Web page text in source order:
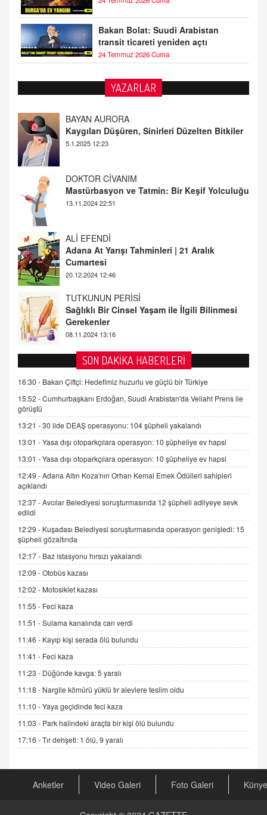
Bakan Bolat: Suudi Arabistan
transit ticareti yeniden açtı
24 Temmuz 2026 Cuma
YAZARLAR
DOKTOR CİVANIM
Mastürbasyon ve Tatmin: Bir Keşif Yolculuğu
13.11.2024 22:51
ALİ EFENDİ
Adana At Yarışı Tahminleri | 21 Aralık
Cumartesi
TUTKUNUN PERİSİ
Sağlıklı Bir Cinsel Yaşam ile İlgili Bilinmesi
Gerekenler
08.11.2024 13:16
FARUK ÖNALAN
Tezkere Onaylanmasaydı…
2 Kasım 2021 Salı 00:11
AV. DOĞAN CAN DOĞAN
Kişisel verilerin korunması ve dijital hukukun
gelişimi
15.09.2025 16:17
SEHER EREK
Kış Ayları Geldi, Hangi Önlemler Alınmalı?
9.12.2025 10:11
İNCİ GÜL AKÖL
06.07.2026 13:00
ADEM AKÖL
Esed Destekçilerinin Yüzüne Vurulan Şamar:
Sednaya
11.12.2024 12:30
DR. EKREM ASLAN
Gerçek Ne, Algı Ne? "Beraber Yürüyoruz"
Cümlesinin Peşinden
19.07.2025 12:45
GÖNÜL MENEKŞE
Şifacının Yolu
04.11.2025 12:56
AV. RÜMEYSA ÖZKALE
Kira Uyuşmazlıklarında Dava Açmadan Önce
Arabulucuya Başvuru Şartı
CAN UĞURATEŞ
Değişen yapısıyla Suriye
SON DAKİKA HABERLERİ
16:30 - Bakan Çiftçi: Hedefimiz huzurlu ve güçlü bir Türkiye
15:52 -Cumhurbaşkanı Erdoğan, Suudi Arabistan'da Veliaht Prens ile
görüştü
13:21 -30 ilde DEAŞ operasyonu: 104 şüpheli yakalandı
13:01 -Yasa dışı otoparkçılara operasyon: 10 şüpheliye ev hapsi
13:01 -Yasa dışı otoparkçılara operasyon: 10 şüpheliye ev hapsi
12:49 -Adana Altın Koza'nın Orhan Kemal Emek Ödülleri sahipleri
açıklandı
12:37 -Avcılar Belediyesi soruşturmasında 12 şüpheli adliyeye sevk
edildi
12:29 - Kuşadası Belediyesi soruşturmasında operasyon genişledi: 15
şüpheli gözaltında
12:17 - Baz istasyonu hırsızı yakalandı
12:09 -Otobüs kazası
12:02 - Motosiklet kazası
11:55 - Feci kaza
11:51 -Sulama kanalında can verdi
11:46 - Kayıp kişi serada ölü bulundu
11:41 - Feci kaza
11:23 - Düğünde kavga: 5 yaralı
11:18 - Nargile kömürü yüklü tır alevlere teslim oldu
11:10 -Yaya geçidinde feci kaza
11:03 - Park halindeki araçta bir kişi ölü bulundu
17:16 -Tır dehşeti: 1 ölü, 9 yaralı
Anketler Video Galeri Foto Galeri Künye